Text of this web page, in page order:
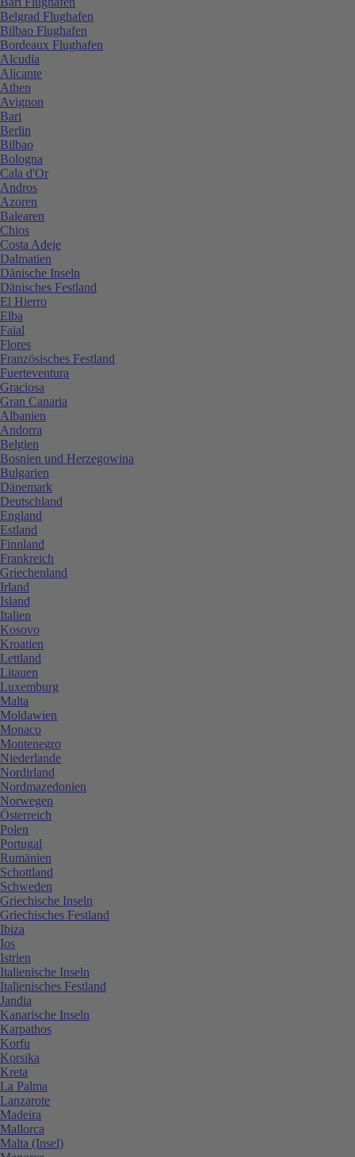
Belgrad Flughafen
Bilbao Flughafen
Bordeaux Flughafen
Alcudia
Alicante
Athen
Avignon
Bari
Berlin
Bilbao
Bologna
Cala d'Or
Andros
Azoren
Balearen
Chios
Costa Adeje
Dalmatien
Dänische Inseln
Dänisches Festland
El Hierro
Elba
Faial
Flores
Französisches Festland
Fuerteventura
Graciosa
Gran Canaria
Albanien
Andorra
Belgien
Bosnien und Herzegowina
Bulgarien
Dänemark
Deutschland
England
Estland
Finnland
Frankreich
Griechenland
Irland
Island
Italien
Kosovo
Kroatien
Lettland
Litauen
Luxemburg
Malta
Moldawien
Monaco
Montenegro
Niederlande
Nordirland
Nordmazedonien
Norwegen
Österreich
Polen
Portugal
Rumänien
Schottland
Schweden
Griechische Inseln
Griechisches Festland
Ibiza
Ios
Istrien
Italienische Inseln
Italienisches Festland
Jandia
Kanarische Inseln
Karpathos
Korfu
Korsika
Kreta
La Palma
Lanzarote
Madeira
Mallorca
Malta (Insel)